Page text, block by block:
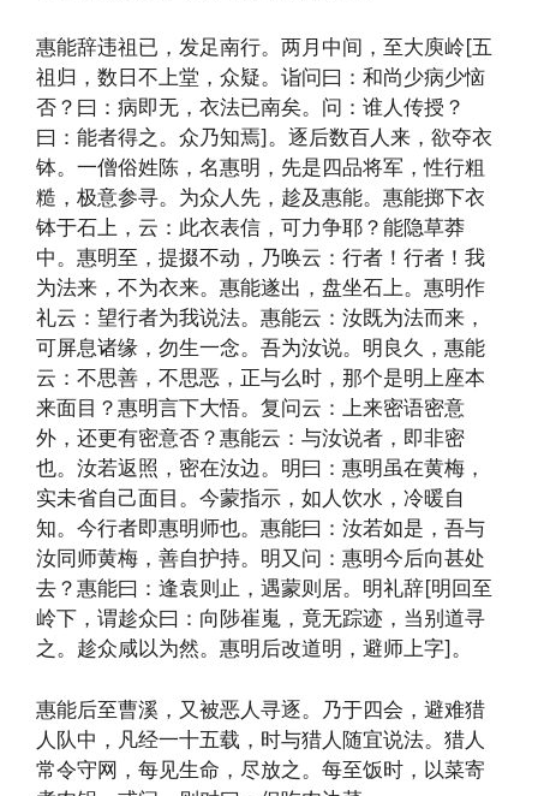
惠能辞违祖已，发足南行。两月中间，至大庾岭[五
祖归，数日不上堂，众疑。诣问曰：和尚少病少恼
否？曰：病即无，衣法已南矣。问：谁人传授？
曰：能者得之。众乃知焉]。逐后数百人来，欲夺衣
钵。一僧俗姓陈，名惠明，先是四品将军，性行粗
糙，极意参寻。为众人先，趁及惠能。惠能掷下衣
钵于石上，云：此衣表信，可力争耶？能隐草莽
中。惠明至，提掇不动，乃唤云：行者！行者！我
为法来，不为衣来。惠能遂出，盘坐石上。惠明作
礼云：望行者为我说法。惠能云：汝既为法而来，
可屏息诸缘，勿生一念。吾为汝说。明良久，惠能
云：不思善，不思恶，正与么时，那个是明上座本
来面目？惠明言下大悟。复问云：上来密语密意
外，还更有密意否？惠能云：与汝说者，即非密
也。汝若返照，密在汝边。明曰：惠明虽在黄梅，
实未省自己面目。今蒙指示，如人饮水，冷暖自
知。今行者即惠明师也。惠能曰：汝若如是，吾与
汝同师黄梅，善自护持。明又问：惠明今后向甚处
去？惠能曰：逢袁则止，遇蒙则居。明礼辞[明回至
岭下，谓趁众曰：向陟崔嵬，竟无踪迹，当别道寻
之。趁众咸以为然。惠明后改道明，避师上字]。
惠能后至曹溪，又被恶人寻逐。乃于四会，避难猎
人队中，凡经一十五载，时与猎人随宜说法。猎人
常令守网，每见生命，尽放之。每至饭时，以菜寄